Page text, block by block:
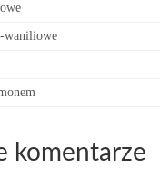
waniliowe
komentarze